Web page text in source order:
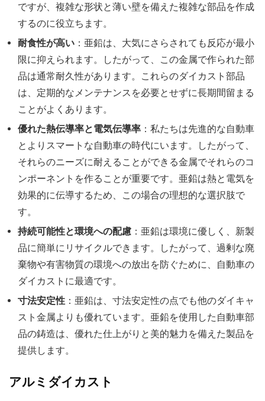
ですが、複雑な形状と薄い壁を備えた複雑な部品を作成
するのに役立ちます。
耐食性が高い ：亜鉛は、大気にさらされても反応が最小
限に抑えられます。したがって、この金属で作られた部
品は通常耐久性があります。これらのダイカスト部品
は、定期的なメンテナンスを必要とせずに長期間留まる
ことがよくあります。
優れた熱伝導率と電気伝導率 ：私たちは先進的な自動車
とよりスマートな自動車の時代にいます。したがって、
それらのニーズに耐えることができる金属でそれらのコ
ンポーネントを作ることが重要です。亜鉛は熱と電気を
効果的に伝導するため、この場合の理想的な選択肢で
す。
持続可能性と環境への配慮 ：亜鉛は環境に優しく、新製
品に簡単にリサイクルできます。したがって、過剰な廃
棄物や有害物質の環境への放出を防ぐために、自動車の
ダイカストに最適です。
寸法安定性 ：亜鉛は、寸法安定性の点でも他のダイキャ
スト金属よりも優れています。亜鉛を使用した自動車部
品の鋳造は、優れた仕上がりと美的魅力を備えた製品を
提供します。
アルミダイカスト